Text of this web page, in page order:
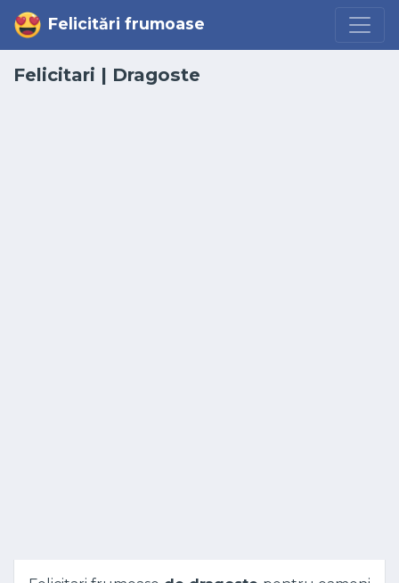
Felicitări frumoase
Felicitari | Dragoste